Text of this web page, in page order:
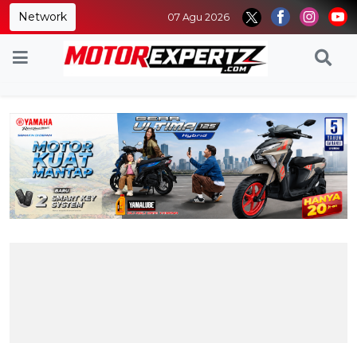
Network 07 Agu 2026